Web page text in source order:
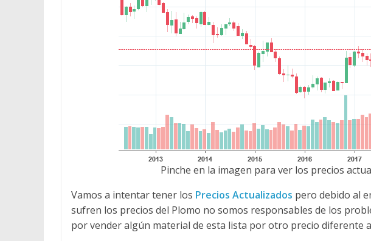
Pinche en la imagen para ver los precios
Vamos a intentar tener los Precios Actualizados pero debido al
sufren los precios del Plomo no somos responsables de los
por vender algún material de esta lista por otro precio diferente